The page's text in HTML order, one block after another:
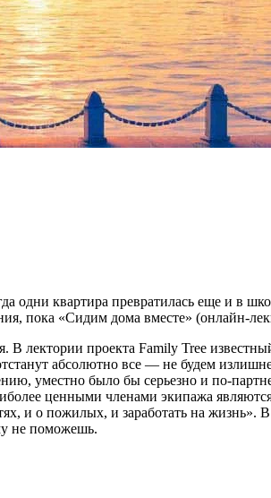
не стать для
одни квартира превратилась еще и в
пока «Сидим дома вместе» (онлайн-
проекта Family Tree
абсолютно все — не будем
уместно было бы серьезно и по-
ценными членами экипажа
и о пожилых, и заработать на жизнь».
не поможешь.